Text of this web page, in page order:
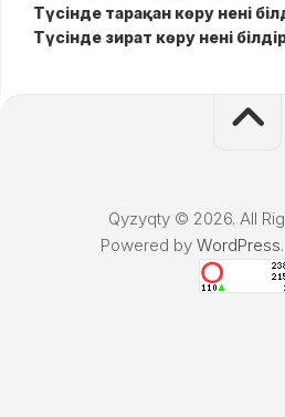
Түсінде тарақан көру нені
Түсінде зират көру нені
Qyzyqty © 2026. All
Powered by WordPress